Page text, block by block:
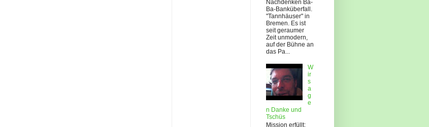
Nachdenken Ba-
Ba-Banküberfall.
"Tannhäuser" in
Bremen. Es ist
seit geraumer
Zeit unmodern,
auf der Bühne an
das Pa...
W
ir
s
a
g
e
n Danke und
Tschüs
Mission erfüllt: